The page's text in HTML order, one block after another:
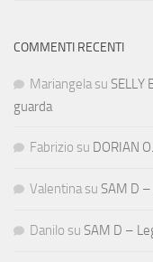
COMMENTI RECENTI
Mariangela su SELLY
guarda
Fabrizio su DORIAN
Valentina su SAM D
Danilo su SAM D –